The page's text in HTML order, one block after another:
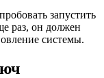
запустить
раз, он должен
системы.